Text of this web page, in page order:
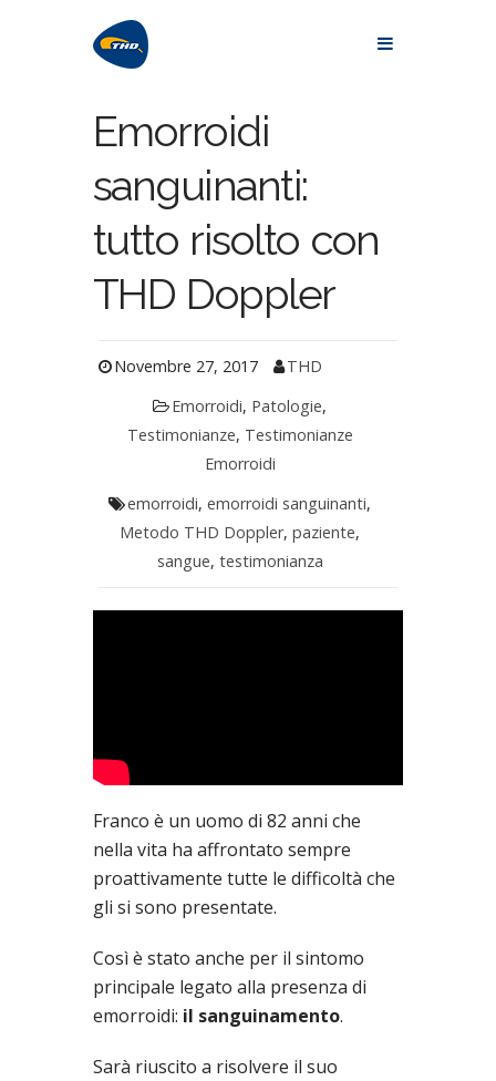
Emorroidi
sanguinanti:
tutto risolto con
THD Doppler
Novembre 27, 2017
THD
Emorroidi, Patologie,
Testimonianze, Testimonianze
Emorroidi
emorroidi,emorroidi sanguinanti,
Metodo THD Doppler,paziente,
sangue, testimonianza
Franco è un uomo di 82 anni che
nella vita ha affrontato sempre
proattivamente tutte le difficoltà che
gli si sono presentate.
Così è stato anche per il sintomo
principale legato alla presenza di
emorroidi: il sanguinamento.
Sarà riuscito a risolvere il suo